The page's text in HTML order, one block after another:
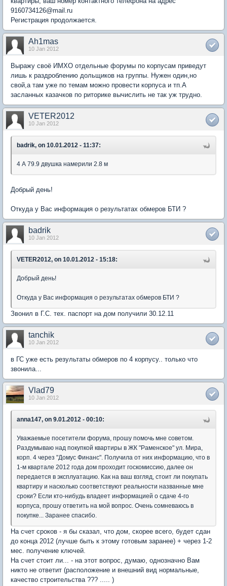
9160734126@mail.ru
Регистрация продолжается.
Ah1mas
10 Jan 2012
Выражу своё ИМХО отдельные форумы по корпусам приведут
лишь к раздроблению дольщиков на группы. Нужен один,но
свой,а там уже по темам можно провести корпуса и тп.А
засланных казачков по риторике вычислить не так уж трудно.
VETER2012
10 Jan 2012
badrik, on 10.01.2012 - 11:37:
4 А 79.9 двушка намерили 2.8 м
Добрый день!
Откуда у Вас информация о результатах обмеров БТИ ?
badrik
10 Jan 2012
VETER2012, on 10.01.2012 - 15:18:
Добрый день!
Откуда у Вас информация о результатах обмеров БТИ ?
Звонил в Г.С. тех. паспорт на дом получили 30.12.11
tanchik
10 Jan 2012
в ГС уже есть результаты обмеров по 4 корпусу.. только что
звонила...
Vlad79
10 Jan 2012
anna147, on 9.01.2012 - 00:10:
Уважаемые посетители форума, прошу помочь мне советом.
Раздумываю над покупкой квартиры в ЖК "Раменское" ул. Мира,
корп. 4 через "Домус Финанс". Получила от них информацию, что в
1-м квартале 2012 года дом проходит госкомиссию, далее он
передается в эксплуатацию. Как на ваш взгляд, стоит ли покупать
квартиру и насколько соответствуют реальности названные мне
сроки? Если кто-нибудь владеет информацией о сдаче 4-го
корпуса, прошу ответить на мой вопрос. Очень сомневаюсь в
покупке... Заранее спасибо.
На счет сроков - я бы сказал, что дом, скорее всего, будет сдан
до конца 2012 (лучше быть к этому готовым заранее) + через 1-2
мес. получение ключей.
На счет стоит ли... - на этот вопрос, думаю, однозначно Вам
никто не ответит (расположение и внешний вид нормальные,
качество строительства ??? ..... )